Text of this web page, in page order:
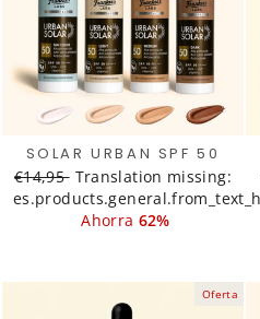
SOLAR URBAN SPF 50
Translation
missing:
€14,95 Translation
missing:
Translation missing:
Ahorra 62%
Oferta